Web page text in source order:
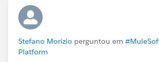
Stefano Morizio perguntou em
Platform